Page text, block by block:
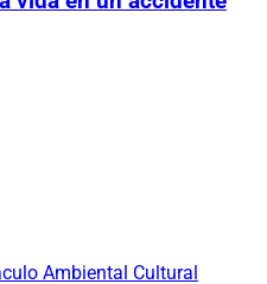
Ambiental Cultural